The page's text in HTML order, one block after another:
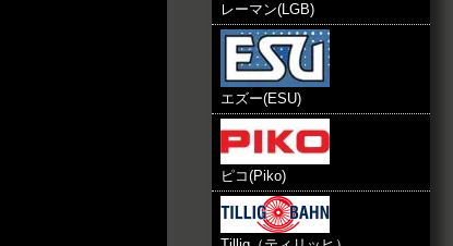
レーマン(LGB)
エズー(ESU)
ピコ(Piko)